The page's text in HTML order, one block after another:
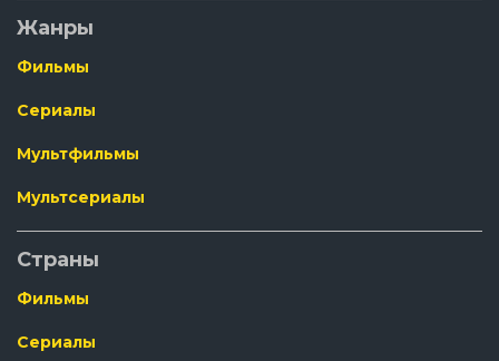
Жанры
Фильмы
Сериалы
Мультфильмы
Мультсериалы
Страны
Фильмы
Сериалы